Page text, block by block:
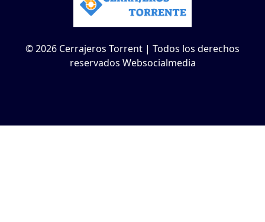
© 2026 Cerrajeros Torrent | Todos los derechos
reservados Websocialmedia